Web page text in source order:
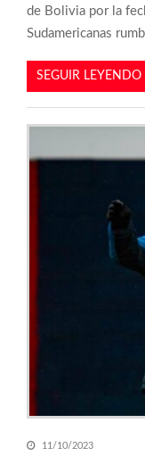
de Bolivia por la
Sudamericanas
SEGUIR LEYENDO
11/10/2023